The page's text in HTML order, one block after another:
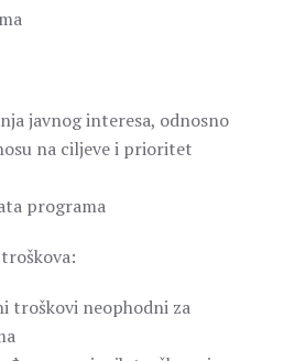
javnog interesa, odnosno
na ciljeve i prioritet
programa
troškovi neophodni za